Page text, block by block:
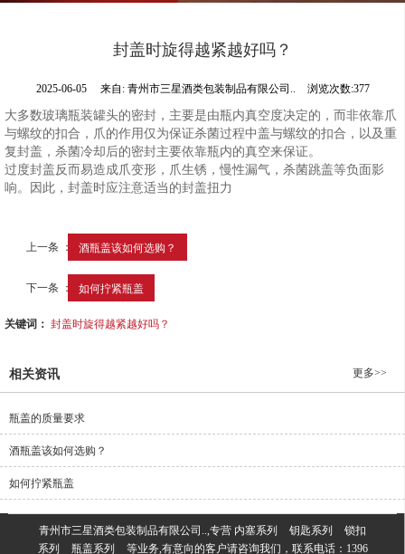
封盖时旋得越紧越好吗？
2025-06-05 来自: 青州市三星酒类包装制品有限公司.. 浏览次数:377
大多数玻璃瓶装罐头的密封，主要是由瓶内真空度决定的，而非依靠爪
与螺纹的扣合，爪的作用仅为保证杀菌过程中盖与螺纹的扣合，以及重
复封盖，杀菌冷却后的密封主要依靠瓶内的真空来保证。
过度封盖反而易造成爪变形，爪生锈，慢性漏气，杀菌跳盖等负面影
响。因此，封盖时应注意适当的封盖扭力
上一条 ： 酒瓶盖该如何选购？
下一条 ： 如何拧紧瓶盖
关键词： 封盖时旋得越紧越好吗？
相关资讯 更多>>
瓶盖的质量要求
酒瓶盖该如何选购？
如何拧紧瓶盖
青州市三星酒类包装制品有限公司..,专营 内塞系列 钥匙系列
锁扣
系列
瓶盖系列 等业务,有意向的客户请咨询我们，联系电话： 1396